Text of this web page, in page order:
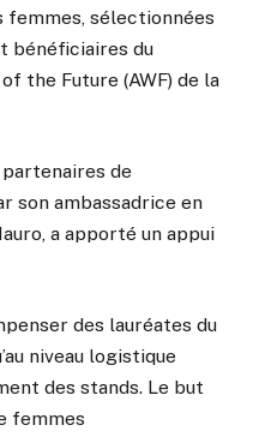
sélectionnées
bénéficiaires du
the Future (AWF) de la
partenaires de
son ambassadrice en
a apporté un appui
des lauréates du
niveau logistique
des stands. Le but
femmes